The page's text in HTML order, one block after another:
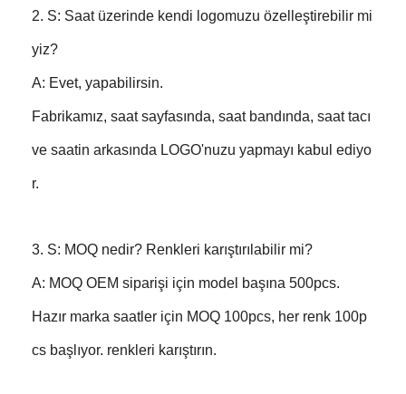
2. S: Saat üzerinde kendi logomuzu özelleştirebilir mi
yiz?
A: Evet, yapabilirsin.
Fabrikamız, saat sayfasında, saat bandında, saat tacı
ve saatin arkasında LOGO'nuzu yapmayı kabul ediyo
r.
3. S: MOQ nedir? Renkleri karıştırılabilir mi?
A: MOQ OEM siparişi için model başına 500pcs.
Hazır marka saatler için MOQ 100pcs, her renk 100p
cs başlıyor. renkleri karıştırın.